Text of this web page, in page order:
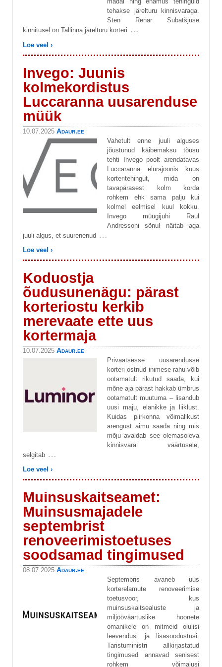
tehakse järelturu kinnisvaraga.
Sten Renar Subatšjuse
kinnitusel on Tallinna järelturu korteri …
Loe veel ›
Invego: Juunis
kolmekordistus
Luccaranna uusarenduse
müük
10.07.2025 Adaur.ee
Vahetult enne juuli alguses
jõustunud käibemaksu tõusu
tehti Invego poolt arendatavas
Luccaranna elurajoonis kuus
korteritehingut, mida on
tavapärasest kolm korda
rohkem ehk sama palju kui
kolmel eelmisel kuul kokku.
Invego müügijuhi Raul
Andressoni sõnul näitab aga
juuli algus, et suurenenud …
Loe veel ›
Koduostja
õudusunenägu: pärast
korteriostu kerkib
merevaate ette uus
kortermaja
10.07.2025 Adaur.ee
Privaatsesse uusarendusse
korteri ostnud inimese rahu võib
ootamatult rikutud saada, kui
mõne aja pärast hakkab ümbrus
ootamatult muutuma – lisandub
uusi maju, elanikke ja liiklust.
Kuidas piirkonna võimalikust
arengust aimu saada ning mis
mõju avaldab see olemasoleva
kinnisvara väärtusele,
selgitab …
Loe veel ›
Muinsuskaitseamet:
Muinsusmajadele
septembrist
renoveerimistoetuses
soodsamad tingimused
08.07.2025 Adaur.ee
Septembris avaneb uus
korterelamute renoveerimise
toetusvoor, kus
muinsuskaitsealuste ja
miljööväärtuslike hoonete
omanikele on mitmeid olulisi
leevendusi ja lisasoodustusi.
Taristuministri allkirjastatud
tingimused annavad senisest
rohkem võimalusi